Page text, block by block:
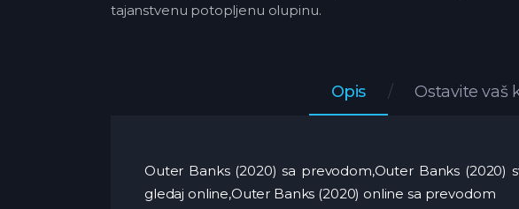
tajanstvenu potopljenu olupinu.
Opis Ostavite vaš
Outer Banks (2020) sa prevodom,Outer Banks (2020)
gledaj online,Outer Banks (2020) online sa prevodom